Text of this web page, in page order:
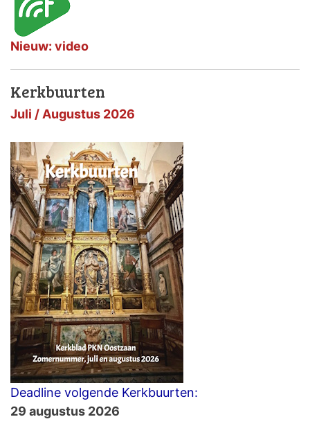
Nieuw: video
Kerkbuurten
Juli / Augustus 2026
Deadline volgende Kerkbuurten:
29 augustus 2026